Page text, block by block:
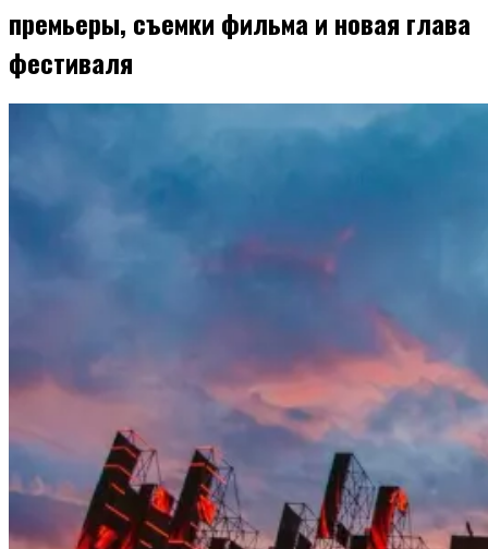
премьеры, съемки фильма и новая глава
фестиваля